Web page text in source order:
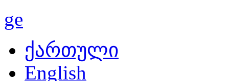
ge
ქართული
English